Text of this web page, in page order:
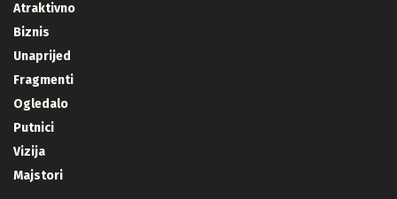
Atraktivno
Biznis
Unaprijed
Fragmenti
Ogledalo
Putnici
Vizija
Majstori